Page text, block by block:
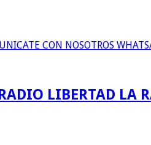
CON NOSOTROS
LIBERTAD LA